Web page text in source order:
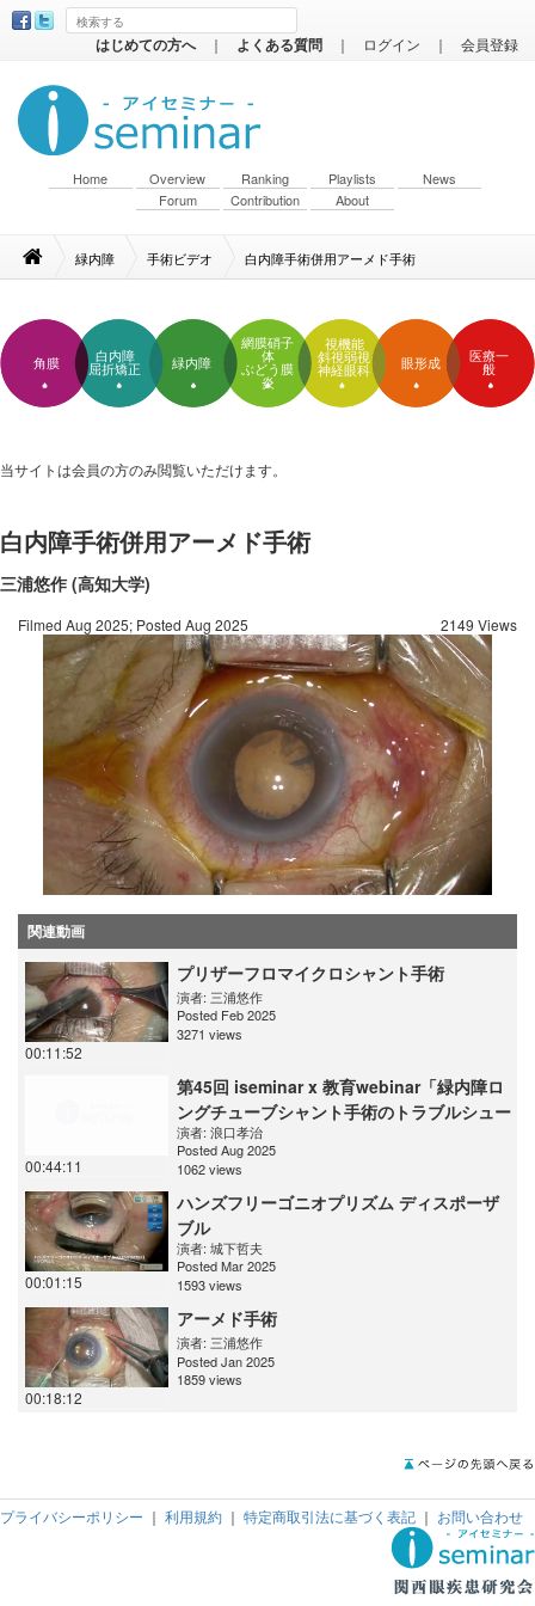
はじめての方へ ｜ よくある質問 ｜ ログイン ｜ 会員登録
Home Overview Ranking Playlists
News
Forum
Contribution About
緑内障 手術ビデオ 白内障手術併用アーメド手術
角膜
白内障
屈折矯正
緑内障
網膜硝子
体
ぶどう膜
炎
視機能
斜視弱視
神経眼科
眼形成
医療一
般
当サイトは会員の方のみ閲覧いただけます。
白内障手術併用アーメド手術
三浦悠作 (高知大学)
Filmed Aug 2025; Posted Aug 2025 2149 Views
関連動画
00:11:52
プリザーフロマイクロシャント手術
演者: 三浦悠作
Posted Feb 2025
3271 views
00:44:11
第45回 iseminar x 教育webinar「緑内障ロ
ングチューブシャント手術のトラブルシュー
ティング」
演者: 浪口孝治
Posted Aug 2025
1062 views
00:01:15
ハンズフリーゴニオプリズム ディスポーザ
ブル
演者: 城下哲夫
Posted Mar 2025
1593 views
00:18:12
アーメド手術
演者: 三浦悠作
Posted Jan 2025
1859 views
プライバシーポリシー ｜ 利用規約 ｜ 特定商取引法に基づく表記 ｜ お問い合わせ